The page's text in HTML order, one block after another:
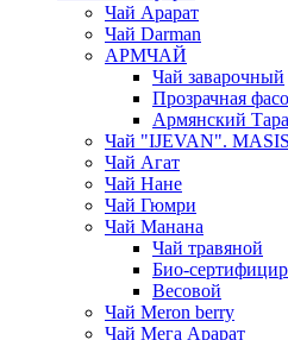
Чай Арарат
Чай Darman
АРМЧАЙ
Чай заварочный
Прозрачная
Армянский
Чай "IJEVAN". MASIS
Чай Агат
Чай Нане
Чай Гюмри
Чай Манана
Чай травяной
Био-
Весовой
Чай Meron berry
Чай Мега Арарат